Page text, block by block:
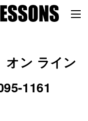
オン ライン
1161